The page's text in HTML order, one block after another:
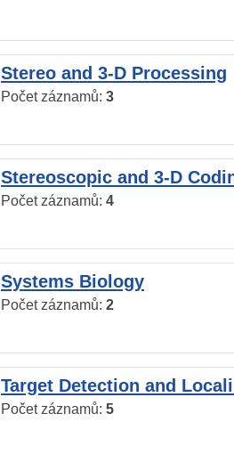
Stereo and 3-D Processing
Počet záznamů: 3
Stereoscopic and 3-D
Počet záznamů: 4
Systems Biology
Počet záznamů: 2
Target Detection and
Počet záznamů: 5